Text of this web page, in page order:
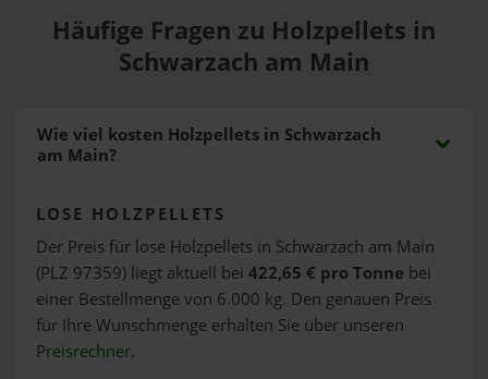
Häufige Fragen zu Holzpellets in
Schwarzach am Main
Wie viel kosten Holzpellets in Schwarzach
am Main?
LOSE HOLZPELLETS
Der Preis für lose Holzpellets in Schwarzach am Main
(PLZ 97359) liegt aktuell bei 422,65 € pro Tonne bei
einer Bestellmenge von 6.000 kg. Den genauen Preis
für Ihre Wunschmenge erhalten Sie über unseren
Preisrechner.